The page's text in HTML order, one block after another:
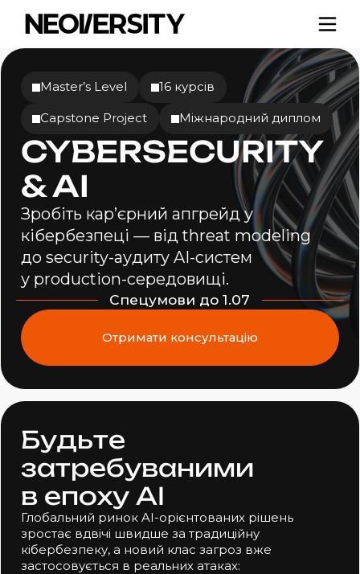
Master’s Level 16 курсів
Capstone Project Міжнародний диплом
CYBERSECURITY
& AI
Зробіть кар’єрний апгрейд у
кібербезпеці — від threat modeling
до security-аудиту AI-систем
у production-середовищі.
Отримати консультацію
Спецумови до 1.07
Будьте
затребуваними
в епоху AI
Глобальний ринок AI-орієнтованихрішень
зростає вдвічі швидше за традиційну
кібербезпеку, а новий клас загроз вже
застосовується в реальнихатаках: